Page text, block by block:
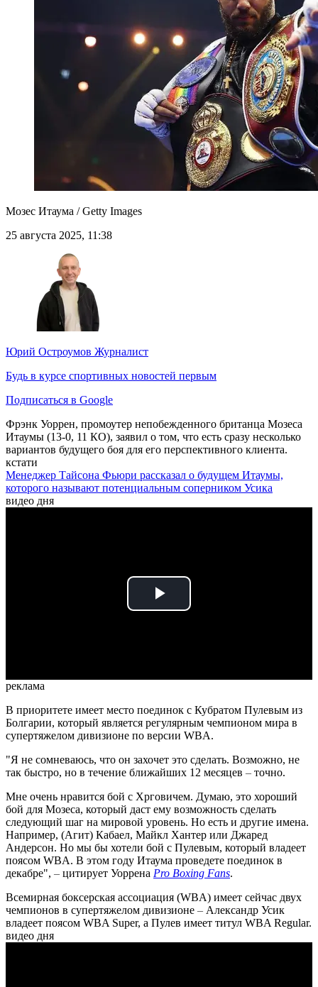
Мозес Итаума / Getty Images
25 августа 2025, 11:38
Юрий Остроумов Журналист
Будь в курсе спортивных новостей первым
Подписаться в Google
Фрэнк Уоррен, промоутер непобежденного британца Мозеса
Итаумы (13-0, 11 КО), заявил о том, что есть сразу несколько
вариантов будущего боя для его перспективного клиента.
кстати
Менеджер Тайсона Фьюри рассказал о будущем Итаумы,
которого называют потенциальным соперником Усика
видео дня
Play
реклама
В приоритете имеет место поединок с Кубратом Пулевым из
Болгарии, который является регулярным чемпионом мира в
супертяжелом дивизионе по версии WBA.
"Я не сомневаюсь, что он захочет это сделать. Возможно, не
так быстро, но в течение ближайших 12 месяцев – точно.
Мне очень нравится бой с Хрговичем. Думаю, это хороший
бой для Мозеса, который даст ему возможность сделать
следующий шаг на мировой уровень. Но есть и другие имена.
Например, (Агит) Кабаел, Майкл Хантер или Джаред
Андерсон. Но мы бы хотели бой с Пулевым, который владеет
поясом WBA. В этом году Итаума проведете поединок в
декабре", – цитирует Уоррена Pro Boxing Fans.
Всемирная боксерская ассоциация (WBA) имеет сейчас двух
чемпионов в супертяжелом дивизионе – Александр Усик
владеет поясом WBA Super, а Пулев имеет титул WBA Regular.
видео дня